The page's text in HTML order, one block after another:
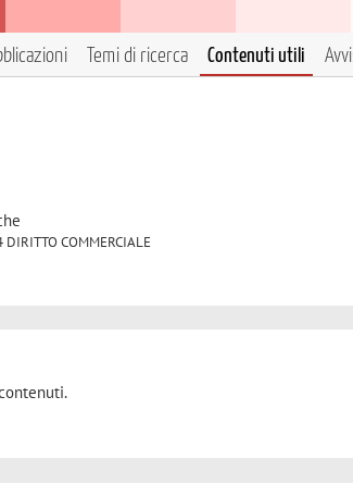
Temi di ricerca Contenuti utili
COMMERCIALE